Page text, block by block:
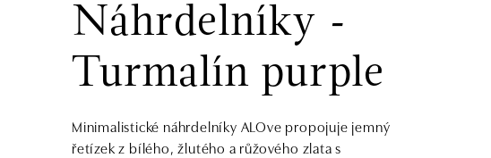
Náhrdelníky -
Turmalín purple
Minimalistické náhrdelníky ALOve propojuje jemný
řetízek z bílého, žlutého a růžového zlata s